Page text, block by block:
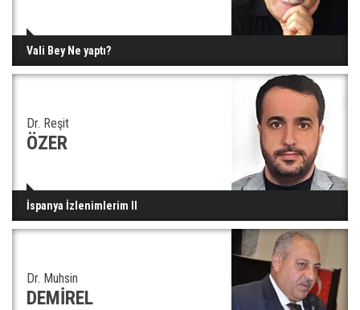
Vali Bey Ne yaptı?
Dr. Reşit
ÖZER
İspanya İzlenimlerim II
Dr. Muhsin
DEMİREL